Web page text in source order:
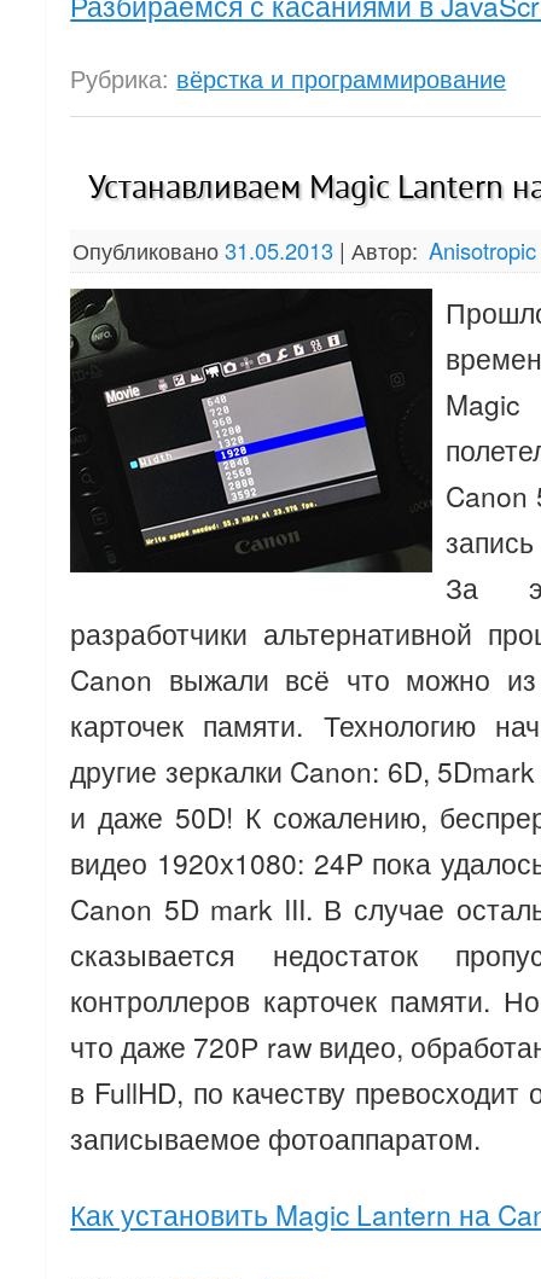
Рубрика: вёрстка и программирование
Устанавливаем Magic Lantern
Опубликовано 31.05.2013 |Автор: Anisotropic
Canon
За
разработчики альтернативной
Canon выжали всё что можно
карточек памяти. Технологию
другие зеркалки Canon: 6D,
и даже 50D! К сожалению,
видео 1920х1080: 24P пока
Canon 5D mark III. В случае
сказывается недостаток
контроллеров карточек памяти.
что даже 720Р raw видео,
в FullHD, по качеству
записываемое фотоаппаратом.
Как установить Magic Lantern на